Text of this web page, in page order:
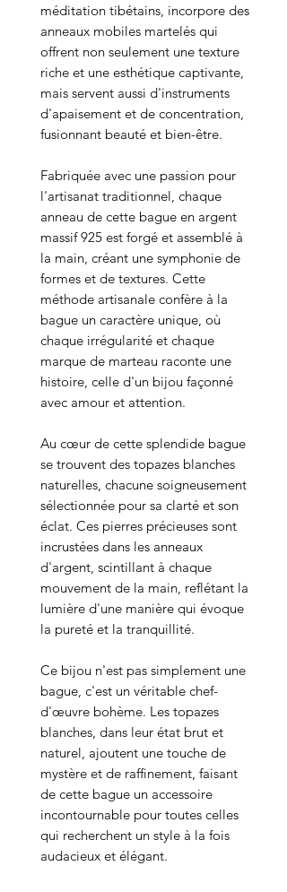
méditation tibétains, incorpore des
anneaux mobiles martelés qui
offrent non seulement une texture
riche et une esthétique captivante,
mais servent aussi d'instruments
d'apaisement et de concentration,
fusionnant beauté et bien-être.
Fabriquée avec une passion pour
l'artisanat traditionnel, chaque
anneau de cette bague en argent
massif 925 est forgé et assemblé à
la main, créant une symphonie de
formes et de textures. Cette
méthode artisanale confère à la
bague un caractère unique, où
chaque irrégularité et chaque
marque de marteau raconte une
histoire, celle d'un bijou façonné
avec amour et attention.
Au cœur de cette splendide bague
se trouvent des topazes blanches
naturelles, chacune soigneusement
sélectionnée pour sa clarté et son
éclat. Ces pierres précieuses sont
incrustées dans les anneaux
d'argent, scintillant à chaque
mouvement de la main, reflétant la
lumière d'une manière qui évoque
la pureté et la tranquillité.
Ce bijou n'est pas simplement une
bague, c'est un véritable chef-
d'œuvre bohème. Les topazes
blanches, dans leur état brut et
naturel, ajoutent une touche de
mystère et de raffinement, faisant
de cette bague un accessoire
incontournable pour toutes celles
qui recherchent un style à la fois
audacieux et élégant.